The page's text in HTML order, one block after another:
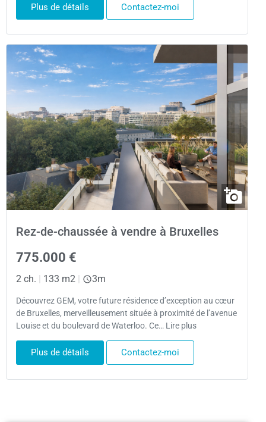
Plus de détails Contactez-moi
Rez-de-chaussée à vendre à Bruxelles
775.000 €
2 ch. | 133 m2 | 3m
Découvrez GEM, votre future résidence d’exception au cœur
de Bruxelles, merveilleusement située à proximité de l’avenue
Louise et du boulevard de Waterloo. Ce… Lire plus
Plus de détails Contactez-moi